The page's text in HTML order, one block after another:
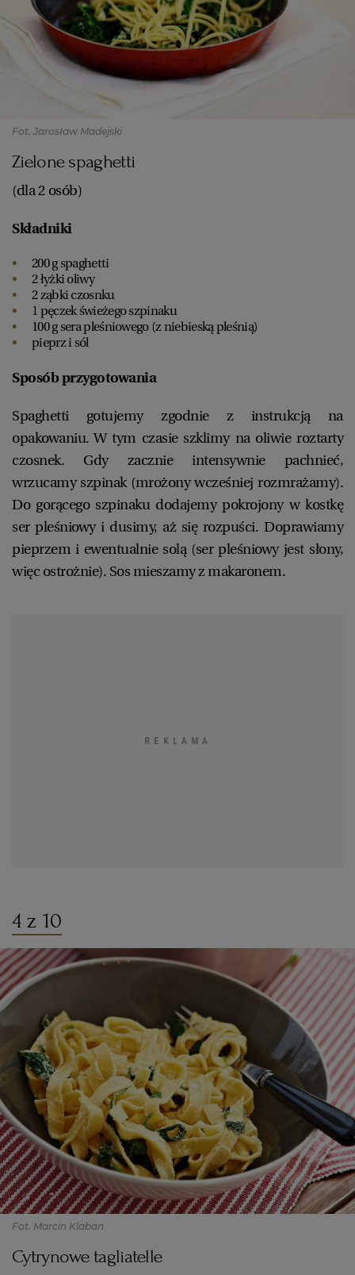
Fot. Jarosław Madejski
Zielone spaghetti
(dla 2 osób)
Składniki
200 g spaghetti
2 łyżki oliwy
2 ząbki czosnku
1 pęczek świeżego szpinaku
100 g sera pleśniowego (z niebieską pleśnią)
pieprz i sól
Sposób przygotowania
Spaghetti gotujemy zgodnie z instrukcją na
opakowaniu. W tym czasie szklimy na oliwie roztarty
czosnek. Gdy zacznie intensywnie pachnieć,
wrzucamy szpinak (mrożony wcześniej rozmrażamy).
Do gorącego szpinaku dodajemy pokrojony w kostkę
ser pleśniowy i dusimy, aż się rozpuści. Doprawiamy
pieprzem i ewentualnie solą (ser pleśniowy jest słony,
więc ostrożnie). Sos mieszamy z makaronem.
4 z 10
Fot. Marcin Klaban
Cytrynowe tagliatelle